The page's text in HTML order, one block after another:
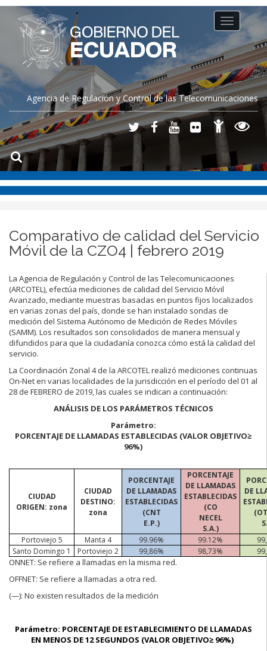
Agencia de Regulación y Control de las Telecomunicaciones
Toggle
navigation
Comparativo de calidad del Servicio
Móvil de la CZO4 | febrero 2019
La Agencia de Regulación y Control de las Telecomunicaciones
(ARCOTEL), efectúa mediciones de calidad del Servicio Móvil
Avanzado, mediante muestras basadas en puntos fijos localizados
en varias zonas del país, donde se han instalado sondas de
medición del Sistema Autónomo de Medición de Redes Móviles
(SAMM). Los resultados son consolidados de manera mensual y
difundidos para que la ciudadanía conozca cómo está la calidad del
servicio.
La Coordinación Zonal 4 de la ARCOTEL realizó mediciones continuas
On-Net en varias localidades de la jurisdicción en el período del 01 al
28 de FEBRERO de 2019, las cuales se indican a continuación:
ANÁLISIS DE LOS PARÁMETROS TÉCNICOS
Parámetro:
PORCENTAJE DE LLAMADAS ESTABLECIDAS (VALOR OBJETIVO≥
96%)
CIUDAD
ORIGEN: zona
CIUDAD
DESTINO:
zona
PORCENTAJE
DE LLAMADAS
ESTABLECIDAS
(CNT
E.P.)
PORCENTAJE
DE LLAMADAS
ESTABLECIDAS
(CO
NECEL
S.A.)
DE
Portoviejo 5
Manta 4 99.96% 99.12%
Santo Domingo 1
Portoviejo 2 99,86% 98,73%
ONNET: Se refiere a llamadas en la misma red.
OFFNET: Se refiere a llamadas a otra red.
(—): No existen resultados de la medición
Parámetro: PORCENTAJE DE ESTABLECIMIENTO DE LLAMADAS
EN MENOS DE 12 SEGUNDOS (VALOR OBJETIVO≥ 96%)